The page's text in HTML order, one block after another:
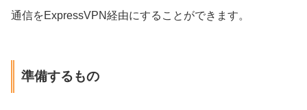
通信をExpressVPN経由にすることができます。
準備するもの